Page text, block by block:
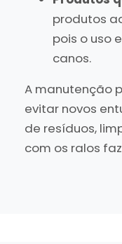
produtos
pois o uso
canos.
A manutenção
evitar novos
de resíduos,
com os ralos